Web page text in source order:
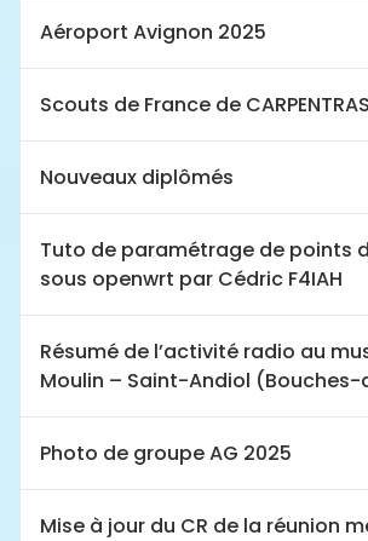
Aéroport Avignon 2025
Scouts de France de CARPENTRAS
Nouveaux diplômés
Tuto de paramétrage de points
sous openwrt par Cédric F4IAH
Résumé de l’activité radio au
Moulin – Saint-Andiol (Bouches-
Photo de groupe AG 2025
Mise à jour du CR de la réunion